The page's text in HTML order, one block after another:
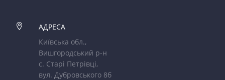

АДРЕСА
Київська обл.,
Вишгородський р-н
с. Старі Петрівці,
вул. Дубровського 8б